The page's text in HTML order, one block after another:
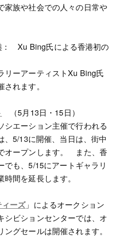
家族や社会での人々の日常や
： Xu Bing氏による香港初の
リーアーティストXu Bing氏
れます。
（5月13日・15日）
シエーション主催で行われる
、5/13に開催、当日は、街中
オープンします。 また、香
も、5/15にアートギャラリ
間を延長します。
ーズ」によるオークション
シビションセンターでは、オ
グセールは開催されます。